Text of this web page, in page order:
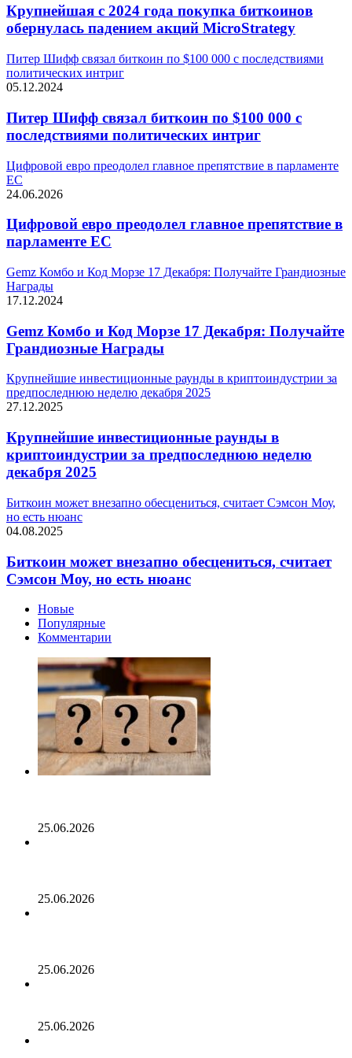
Крупнейшая с 2024 года покупка биткоинов
обернулась падением акций MicroStrategy
Питер Шифф связал биткоин по $100 000 с последствиями
политических интриг
05.12.2024
Питер Шифф связал биткоин по $100 000 с
последствиями политических интриг
Цифровой евро преодолел главное препятствие в парламенте
ЕС
24.06.2026
Цифровой евро преодолел главное препятствие в
парламенте ЕС
Gemz Комбо и Код Морзе 17 Декабря: Получайте Грандиозные
Награды
17.12.2024
Gemz Комбо и Код Морзе 17 Декабря: Получайте
Грандиозные Награды
Крупнейшие инвестиционные раунды в криптоиндустрии за
предпоследнюю неделю декабря 2025
27.12.2025
Крупнейшие инвестиционные раунды в
криптоиндустрии за предпоследнюю неделю
декабря 2025
Биткоин может внезапно обесцениться, считает Сэмсон Моу,
но есть нюанс
04.08.2025
Биткоин может внезапно обесцениться, считает
Сэмсон Моу, но есть нюанс
Новые
Популярные
Комментарии
25.06.2026
25.06.2026
25.06.2026
25.06.2026